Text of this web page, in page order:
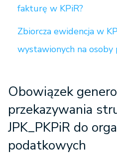
fakturę w KPiR?
Zbiorcza ewidencja w
wystawionych na
Obowiązek
przekazywania
JPK_PKPiR do
podatkowych